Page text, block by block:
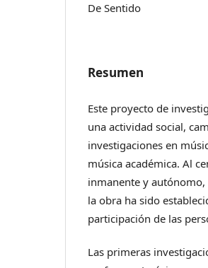
De Sentido
Resumen
Este proyecto de
una actividad social,
investigaciones en
música académica. Al
inmanente y
la obra ha sido
participación de las
Las primeras